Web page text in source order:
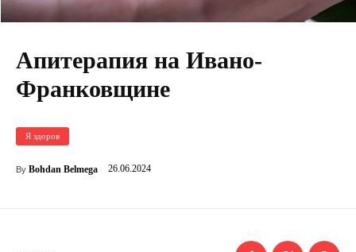
Апитерапия на Ивано-
Франковщине
Я здоров
By Bohdan Belmega 26.06.2024